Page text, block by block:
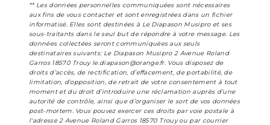
** Les données personnelles communiquées sont nécessaires
aux fins de vous contacter et sont enregistrées dans un fichier
informatisé. Elles sont destinées à Le Diapason Musipro et ses
sous-traitants dans le seul but de répondre à votre message. Les
données collectées seront communiquées aux seuls
destinataires suivants: Le Diapason Musipro 2 Avenue Roland
Garros 18570 Trouy le.diapason@orange.fr. Vous disposez de
droits d’accès, de rectification, d’effacement, de portabilité, de
limitation, d’opposition, de retrait de votre consentement à tout
moment et du droit d’introduire une réclamation auprès d’une
autorité de contrôle, ainsi que d’organiser le sort de vos données
post-mortem. Vous pouvez exercer ces droits par voie postale à
l'adresse 2 Avenue Roland Garros 18570 Trouy ou par courrier